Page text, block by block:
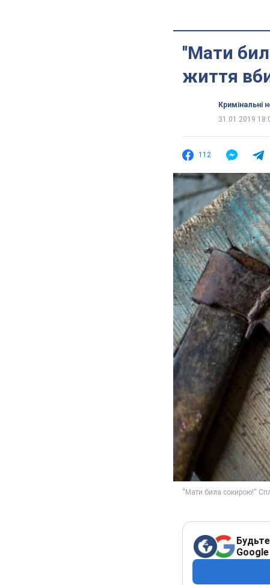
''Мати
життя
Кримінальні
31.01.2019
112
Google